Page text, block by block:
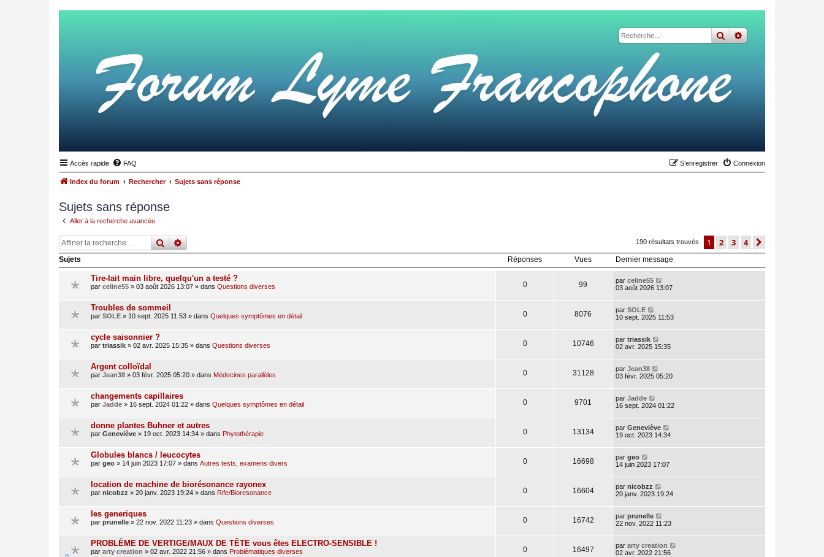
rechercher
recherche
Accès rapide FAQ Connexion
S’enregistrer
Index du forum Rechercher Sujets sans réponse
Sujets sans réponse
Aller à la recherche avancée
rechercher
recherche 190 résultats trouvés 1 2 3 4
Sujets Réponses Vues Dernier message
Tire-lait main libre, quelqu'un a testé ?
par celine55 » 03 août 2026 13:07 » dans Questions diverses 0 99 par celine55
03 août 2026 13:07
Troubles de sommeil
par SOLE » 10 sept. 2025 11:53 » dans Quelques symptômes en détail 0 8076 par SOLE
10 sept. 2025 11:53
cycle saisonnier ?
par triassik » 02 avr. 2025 15:35 » dans Questions diverses 0 10746 par triassik
02 avr. 2025 15:35
Argent colloïdal
par Jean38 » 03 févr. 2025 05:20 » dans Médecines parallèles 0 31128 par Jean38
03 févr. 2025 05:20
changements capillaires
par Jadde » 16 sept. 2024 01:22 » dans Quelques symptômes en détail 0 9701 par Jadde
16 sept. 2024 01:22
donne plantes Buhner et autres
par Geneviève » 19 oct. 2023 14:34 » dans Phytothérapie 0 13134 par Geneviève
19 oct. 2023 14:34
Globules blancs / leucocytes
par geo » 14 juin 2023 17:07 » dans Autres tests, examens divers 0 16698 par geo
14 juin 2023 17:07
location de machine de biorésonance rayonex
par nicobzz » 20 janv. 2023 19:24 » dans Rife/Bioresonance 0 16604 par nicobzz
20 janv. 2023 19:24
les generiques
par prunelle » 22 nov. 2022 11:23 » dans Questions diverses 0 16742 par prunelle
22 nov. 2022 11:23
PROBLÈME DE VERTIGE/MAUX DE TÊTE vous êtes ELECTRO-SENSIBLE !
par arty creation » 02 avr. 2022 21:56 » dans Problématiques diverses 0 16497 par arty creation
02 avr. 2022 21:56